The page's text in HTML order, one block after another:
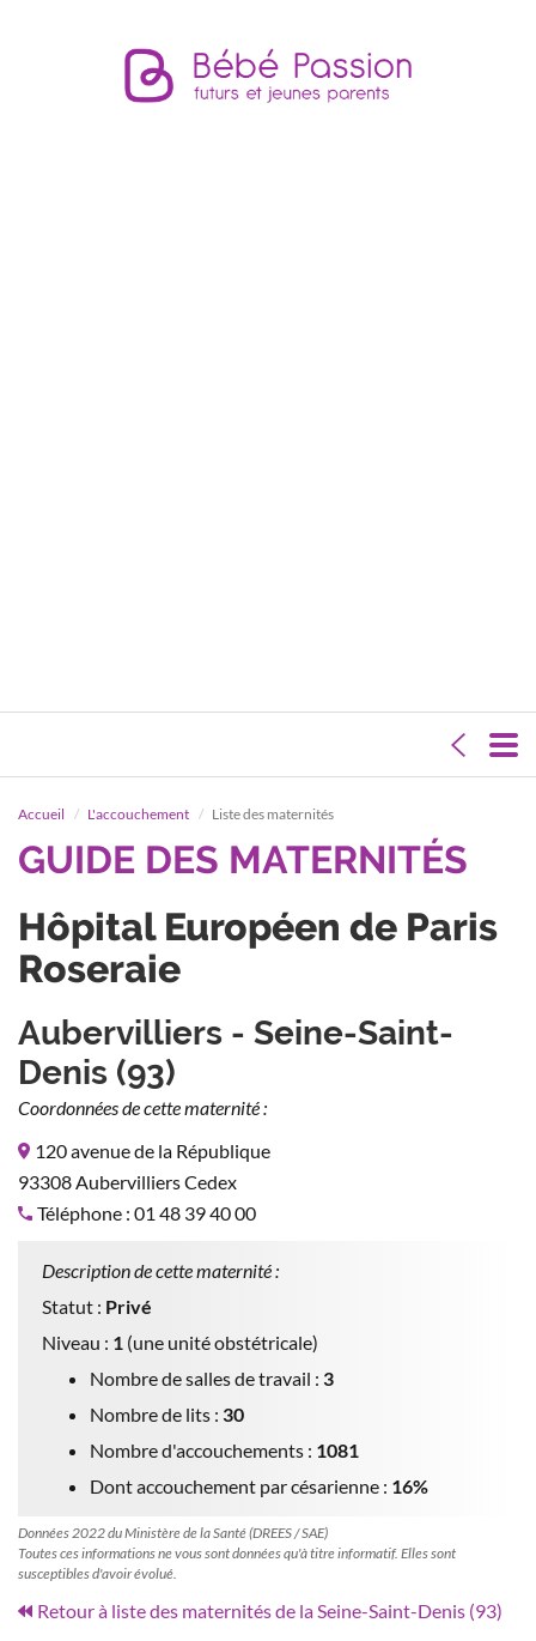
Accueil L'accouchement Liste des maternités
GUIDE DES MATERNITÉS
Hôpital Européen de Paris
Roseraie
Aubervilliers - Seine-Saint-
Denis (93)
Coordonnées de cette maternité :
120 avenue de la République
93308 Aubervilliers Cedex
Téléphone : 01 48 39 40 00
Description de cette maternité :
Statut : Privé
Niveau : 1 (une unité obstétricale)
Nombre de salles de travail : 3
Nombre de lits : 30
Nombre d'accouchements : 1081
Dont accouchement par césarienne : 16%
Données 2022 du Ministère de la Santé (DREES / SAE)
Toutes ces informations ne vous sont données qu'à titre informatif. Elles sont
susceptibles d'avoir évolué.
Retour à liste des maternités de la Seine-Saint-Denis (93)